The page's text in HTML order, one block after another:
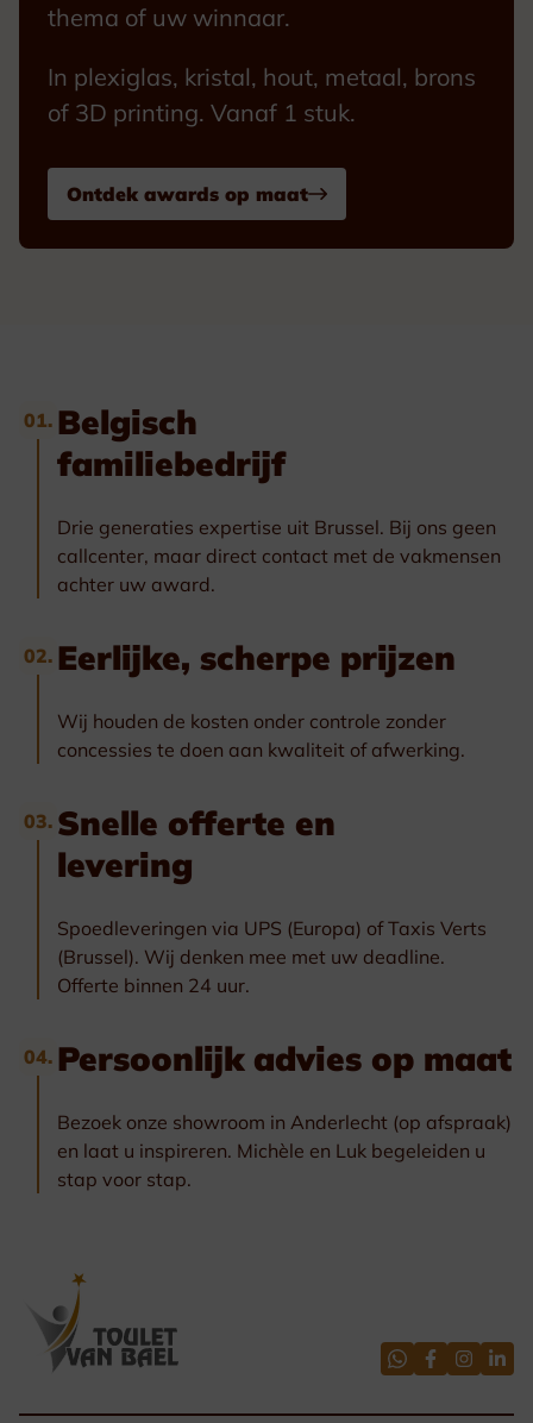
thema of uw winnaar.
In plexiglas, kristal, hout, metaal, brons
of 3D printing. Vanaf 1 stuk.
Ontdek awards op maat
01. Belgisch
familiebedrijf
Drie generaties expertise uit Brussel. Bij ons geen
callcenter, maar direct contact met de vakmensen
achter uw award.
02. Eerlijke, scherpe prijzen
Wij houden de kosten onder controle zonder
concessies te doen aan kwaliteit of afwerking.
03. Snelle offerte en
levering
Spoedleveringen via UPS (Europa) of Taxis Verts
(Brussel). Wij denken mee met uw deadline.
Offerte binnen 24 uur.
04. Persoonlijk advies op maat
Bezoek onze showroom in Anderlecht (op afspraak)
en laat u inspireren. Michèle en Luk begeleiden u
stap voor stap.